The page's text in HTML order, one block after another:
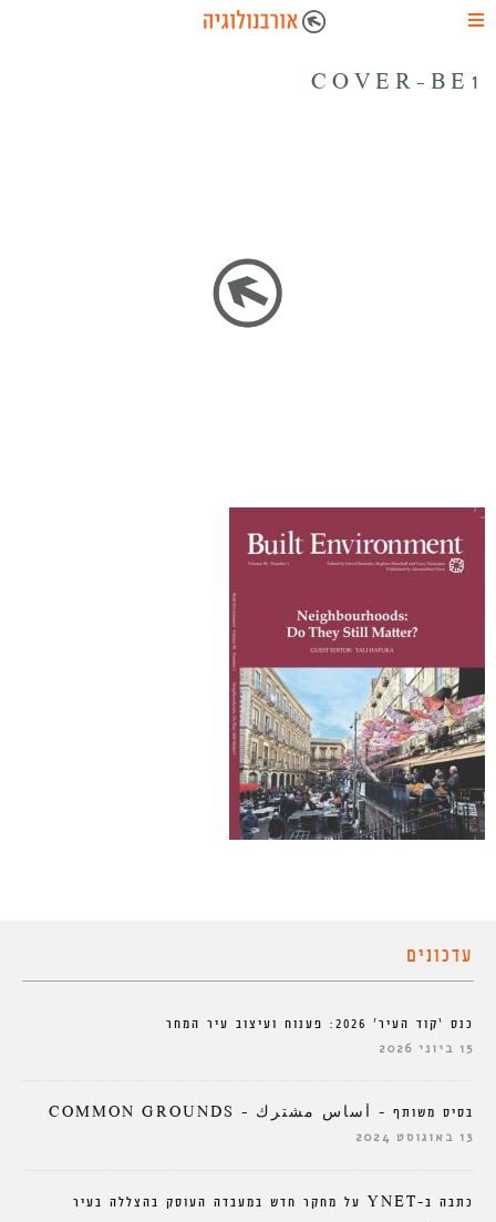
COVER-BE1
עדכונים
כנס ‘קוד העיר’ 2026: פענוח ועיצוב עיר המחר
15 ביוני 2026
בסיס משותף – أساس مشترك – COMMON GROUNDS
13 באוגוסט 2024
כתבה ב-YNET על מחקר חדש במעבדה העוסק בהצללה בעיר